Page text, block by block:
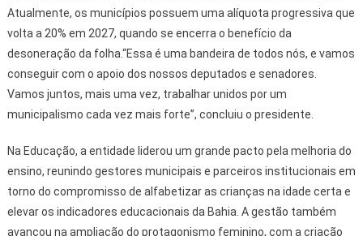
Atualmente, os municípios possuem uma alíquota progressiva que
volta a 20% em 2027, quando se encerra o benefício da
desoneração da folha.“Essa é uma bandeira de todos nós, e vamos
conseguir com o apoio dos nossos deputados e senadores.
Vamos juntos, mais uma vez, trabalhar unidos por um
municipalismo cada vez mais forte”, concluiu o presidente.
Na Educação, a entidade liderou um grande pacto pela melhoria do
ensino, reunindo gestores municipais e parceiros institucionais em
torno do compromisso de alfabetizar as crianças na idade certa e
elevar os indicadores educacionais da Bahia. A gestão também
avançou na ampliação do protagonismo feminino, com a criação